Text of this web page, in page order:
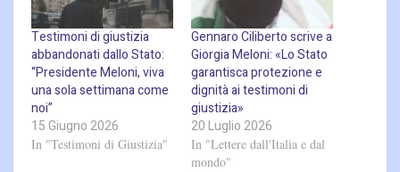
Testimoni di giustizia
abbandonati dallo Stato:
“Presidente Meloni, viva
una sola settimana come
noi”
15 Giugno 2026
In "Testimoni di Giustizia"
Gennaro Ciliberto scrive a
Giorgia Meloni: «Lo Stato
garantisca protezione e
dignità ai testimoni di
giustizia»
20 Luglio 2026
In "Lettere dall'Italia e dal
mondo"